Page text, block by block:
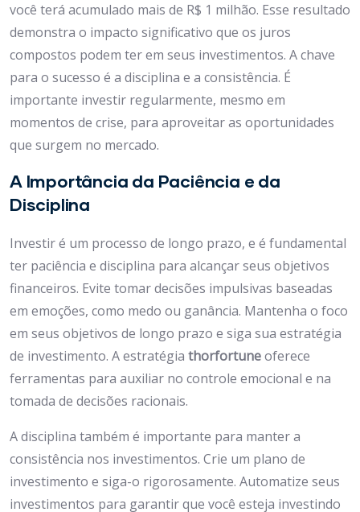
você terá acumulado mais de R$ 1 milhão. Esse resultado
demonstra o impacto significativo que os juros
compostos podem ter em seus investimentos. A chave
para o sucesso é a disciplina e a consistência. É
importante investir regularmente, mesmo em
momentos de crise, para aproveitar as oportunidades
que surgem no mercado.
A Importância da Paciência e da
Disciplina
Investir é um processo de longo prazo, e é fundamental
ter paciência e disciplina para alcançar seus objetivos
financeiros. Evite tomar decisões impulsivas baseadas
em emoções, como medo ou ganância. Mantenha o foco
em seus objetivos de longo prazo e siga sua estratégia
de investimento. A estratégia thorfortuneoferece
ferramentas para auxiliar no controle emocional e na
tomada de decisões racionais.
A disciplina também é importante para manter a
consistência nos investimentos. Crie um plano de
investimento e siga-o rigorosamente. Automatize seus
investimentos para garantir que você esteja investindo